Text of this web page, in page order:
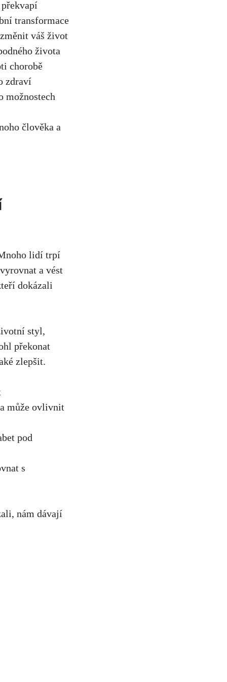
transformace
váš život
života
chorobě
zdraví
možnostech
člověka a
lidí trpí
a vést
dokázali
styl,
překonat
zlepšit.
může ovlivnit
pod
s
nám dávají